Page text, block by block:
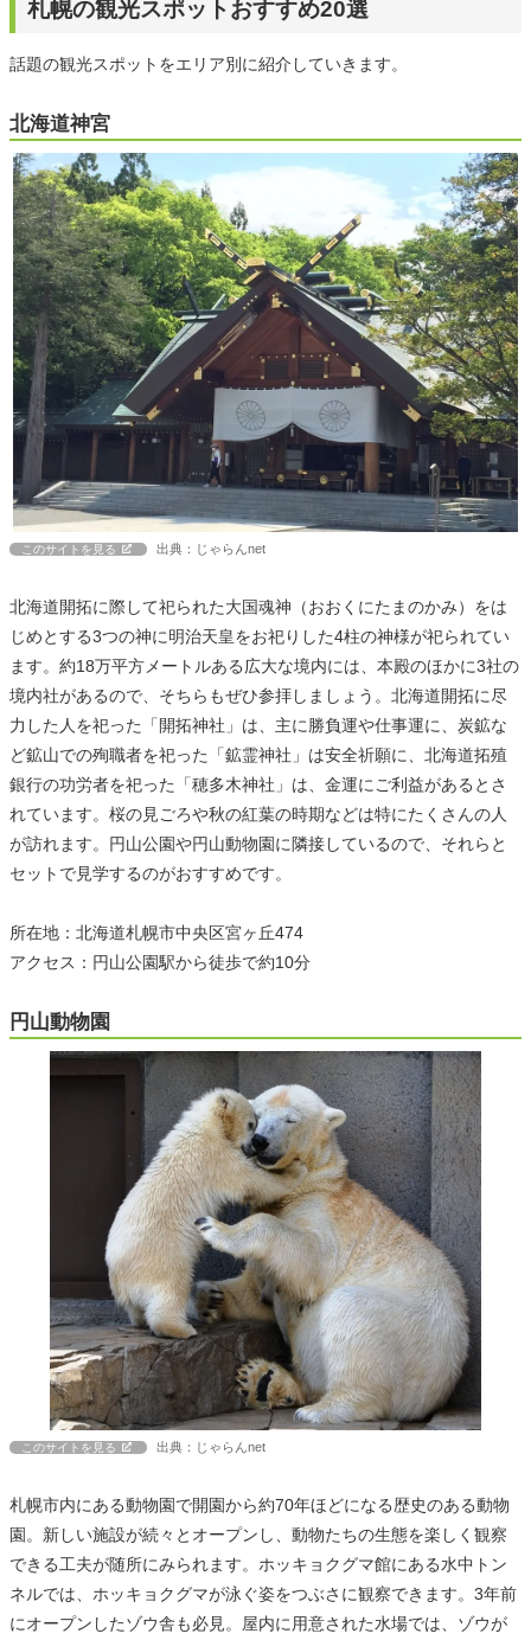
札幌の観光スポットおすすめ20選
話題の観光スポットをエリア別に紹介していきます。
北海道神宮
このサイトを見る 出典：じゃらんnet
北海道開拓に際して祀られた大国魂神（おおくにたまのかみ）をは
じめとする3つの神に明治天皇をお祀りした4柱の神様が祀られてい
ます。約18万平方メートルある広大な境内には、本殿のほかに3社の
境内社があるので、そちらもぜひ参拝しましょう。北海道開拓に尽
力した人を祀った「開拓神社」は、主に勝負運や仕事運に、炭鉱な
ど鉱山での殉職者を祀った「鉱霊神社」は安全祈願に、北海道拓殖
銀行の功労者を祀った「穂多木神社」は、金運にご利益があるとさ
れています。桜の見ごろや秋の紅葉の時期などは特にたくさんの人
が訪れます。円山公園や円山動物園に隣接しているので、それらと
セットで見学するのがおすすめです。
所在地：北海道札幌市中央区宮ヶ丘474
アクセス：円山公園駅から徒歩で約10分
円山動物園
このサイトを見る 出典：じゃらんnet
札幌市内にある動物園で開園から約70年ほどになる歴史のある動物
園。新しい施設が続々とオープンし、動物たちの生態を楽しく観察
できる工夫が随所にみられます。ホッキョクグマ館にある水中トン
ネルでは、ホッキョクグマが泳ぐ姿をつぶさに観察できます。3年前
にオープンしたゾウ舎も必見。屋内に用意された水場では、ゾウが